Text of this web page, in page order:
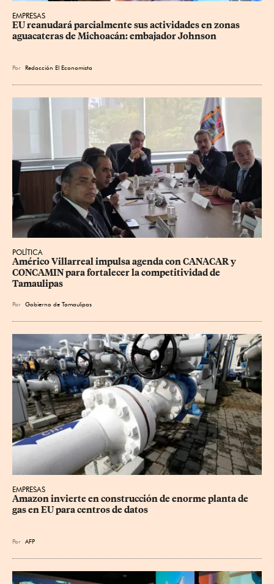
EMPRESAS
EU reanudará parcialmente sus actividades en zonas
aguacateras de Michoacán: embajador Johnson
Por Redacción El Economista
POLÍTICA
Américo Villarreal impulsa agenda con CANACAR y
CONCAMIN para fortalecer la competitividad de
Tamaulipas
Por Gobierno de Tamaulipas
EMPRESAS
Amazon invierte en construcción de enorme planta de
gas en EU para centros de datos
Por AFP